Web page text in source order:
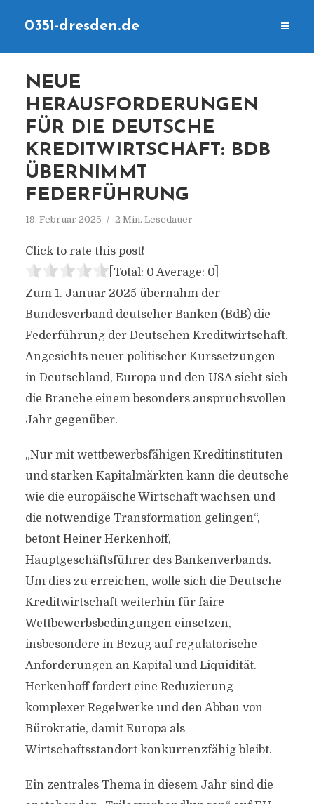
0351-dresden.de
NEUE
HERAUSFORDERUNGEN
FÜR DIE DEUTSCHE
KREDITWIRTSCHAFT: BDB
ÜBERNIMMT
FEDERFÜHRUNG
19. Februar 2025 2 Min. Lesedauer
Click to rate this post!
[Total: 0 Average: 0]
Zum 1. Januar 2025 übernahm der
Bundesverband deutscher Banken (BdB) die
Federführung der Deutschen Kreditwirtschaft.
Angesichts neuer politischer Kurssetzungen
in Deutschland, Europa und den USA sieht sich
die Branche einem besonders anspruchsvollen
Jahr gegenüber.
„Nur mit wettbewerbsfähigen Kreditinstituten
und starken Kapitalmärkten kann die deutsche
wie die europäische Wirtschaft wachsen und
die notwendige Transformation gelingen“,
betont Heiner Herkenhoff,
Hauptgeschäftsführer des Bankenverbands.
Um dies zu erreichen, wolle sich die Deutsche
Kreditwirtschaft weiterhin für faire
Wettbewerbsbedingungen einsetzen,
insbesondere in Bezug auf regulatorische
Anforderungen an Kapital und Liquidität.
Herkenhoff fordert eine Reduzierung
komplexer Regelwerke und den Abbau von
Bürokratie, damit Europa als
Wirtschaftsstandort konkurrenzfähig bleibt.
Ein zentrales Thema in diesem Jahr sind die